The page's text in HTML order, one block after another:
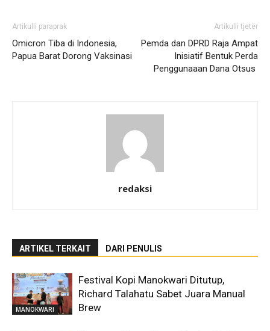
Artikulli paraprak
Omicron Tiba di Indonesia,
Papua Barat Dorong Vaksinasi
Artikulli tjetër
Pemda dan DPRD Raja Ampat
Inisiatif Bentuk Perda
Penggunaaan Dana Otsus
redaksi
ARTIKEL TERKAIT DARI PENULIS
MANOKWARI
Festival Kopi Manokwari Ditutup,
Richard Talahatu Sabet Juara Manual
Brew